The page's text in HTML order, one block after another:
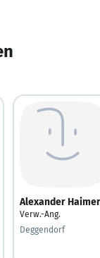
Alexander
Verw.-Ang.
Deggendorf